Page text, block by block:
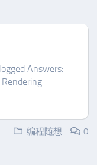
Answers:
编程随想
0